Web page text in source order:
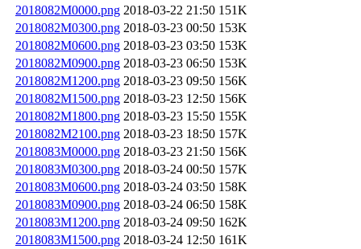
2018082M0000.png 2018-03-22 21:50 151K
2018082M0300.png 2018-03-23 00:50 153K
2018082M0600.png 2018-03-23 03:50 153K
2018082M0900.png 2018-03-23 06:50 153K
2018082M1200.png 2018-03-23 09:50 156K
2018082M1500.png 2018-03-23 12:50 156K
2018082M1800.png 2018-03-23 15:50 155K
2018082M2100.png 2018-03-23 18:50 157K
2018083M0000.png 2018-03-23 21:50 156K
2018083M0300.png 2018-03-24 00:50 157K
2018083M0600.png 2018-03-24 03:50 158K
2018083M0900.png 2018-03-24 06:50 158K
2018083M1200.png 2018-03-24 09:50 162K
2018083M1500.png 2018-03-24 12:50 161K